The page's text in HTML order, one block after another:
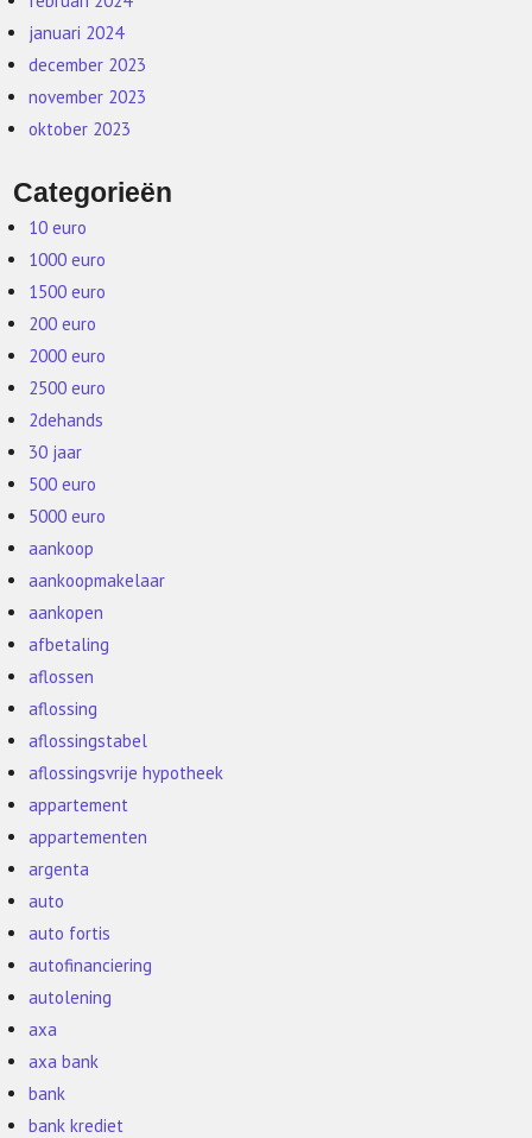
januari 2024
december 2023
november 2023
oktober 2023
Categorieën
10 euro
1000 euro
1500 euro
200 euro
2000 euro
2500 euro
2dehands
30 jaar
500 euro
5000 euro
aankoop
aankoopmakelaar
aankopen
afbetaling
aflossen
aflossing
aflossingstabel
aflossingsvrije hypotheek
appartement
appartementen
argenta
auto
auto fortis
autofinanciering
autolening
axa
axa bank
bank
bank krediet